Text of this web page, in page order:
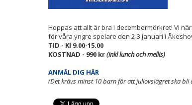
Hoppas att allt är bra i decembermörkret! Vi
för våra yngre spelare den 2-3 januari i
TID - Kl 9.00-15.00
KOSTNAD - 990 kr(inkl lunch och mellis)
ANMÄL DIG HÄR
(Det krävs minst 10 barn för att jullovslägret ska bli